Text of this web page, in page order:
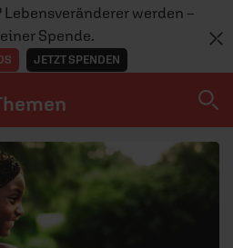
werden –
Spende.
JETZT SPENDEN